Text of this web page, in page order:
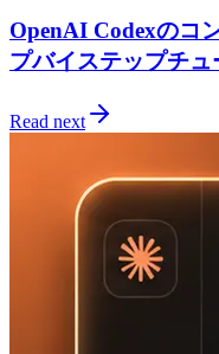
OpenAI Codexのコ
プバイステップチュ
Read next